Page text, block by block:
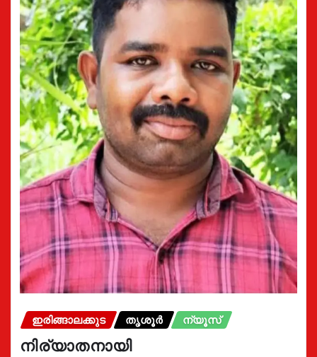
ഇരിങ്ങാലക്കുട തൃശൂർ ന്യൂസ്
നിര്യാതനായി